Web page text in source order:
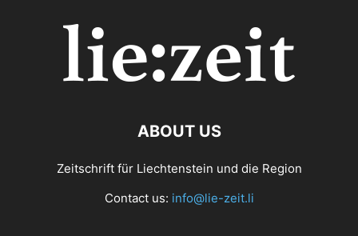
ABOUT US
Zeitschrift für Liechtenstein und die Region
Contact us: info@lie-zeit.li